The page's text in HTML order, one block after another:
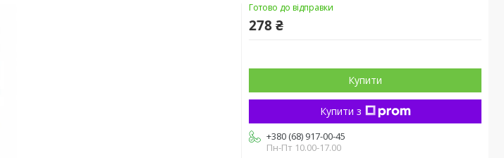
Готово до відправки
278 ₴
Купити
Купити з
+380 (68) 917-00-45
Пн-Пт 10.00-17.00